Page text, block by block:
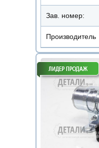
Зав. номер:
Производитель